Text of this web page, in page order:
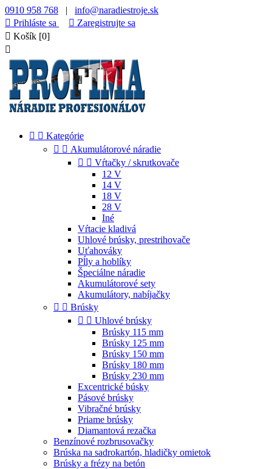
0910 958 768 | info@naradiestroje.sk
 Prihláste sa  Zaregistrujte sa
 Košík [0]

  Kategórie
  Akumulátorové náradie
  Vŕtačky / skrutkovače
12 V
14 V
18 V
28 V
Iné
Vŕtacie kladivá
Uhlové brúsky, prestrihovače
Uťahováky
Pĺly a hoblíky
Špeciálne náradie
Akumulátorové sety
Akumulátory, nabíjačky
  Brúsky
  Uhlové brúsky
Brúsky 115 mm
Brúsky 125 mm
Brúsky 150 mm
Brúsky 180 mm
Brúsky 230 mm
Excentrické búsky
Pásové brúsky
Vibračné brúsky
Priame brúsky
Diamantová rezačka
Benzínové rozbrusovačky
Brúska na sadrokartón, hladičky omietok
Brúsky a frézy na betón